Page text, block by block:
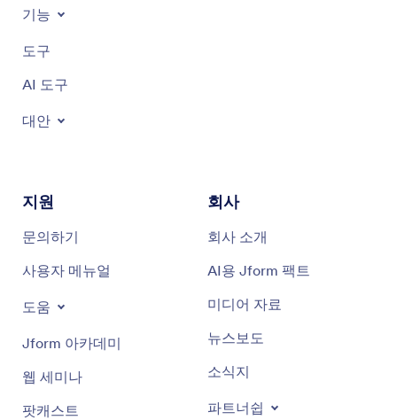
기능
도구
AI 도구
대안
지원
문의하기
사용자 메뉴얼
도움
Jform 아카데미
웹 세미나
팟캐스트
회사
회사 소개
AI용 Jform 팩트
미디어 자료
뉴스보도
소식지
파트너쉽